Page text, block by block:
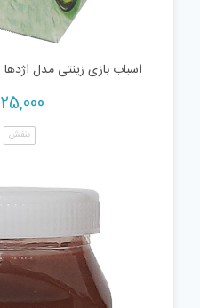
اسباب بازی زینتی مدل اژدها
25,000
بنفش